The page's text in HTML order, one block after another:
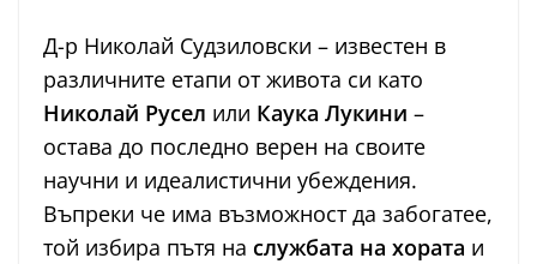
Д-р Николай Судзиловски – известен в
различните етапи от живота си като
Николай Русел или Каука Лукини –
остава до последно верен на своите
научни и идеалистични убеждения.
Въпреки че има възможност да забогатее,
той избира пътя на службата на хората и